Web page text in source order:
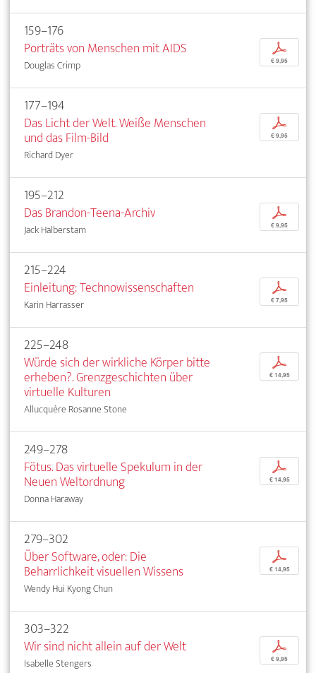
159–176
Porträts von Menschen mit AIDS
Douglas Crimp
p
€ 9,95
177–194
Das Licht der Welt. Weiße Menschen
und das Film-Bild
Richard Dyer
p
€ 9,95
195–212
Das Brandon-Teena-Archiv
Jack Halberstam
p
€ 9,95
215–224
Einleitung: Technowissenschaften
Karin Harrasser
p
€ 7,95
225–248
Würde sich der wirkliche Körper bitte
erheben?. Grenzgeschichten über
virtuelle Kulturen
Allucquère Rosanne Stone
p
€ 14,95
249–278
Fötus. Das virtuelle Spekulum in der
Neuen Weltordnung
Donna Haraway
p
€ 14,95
279–302
Über Software, oder: Die
Beharrlichkeit visuellen Wissens
Wendy Hui Kyong Chun
p
€ 14,95
303–322
Wir sind nicht allein auf der Welt
Isabelle Stengers
p
€ 9,95